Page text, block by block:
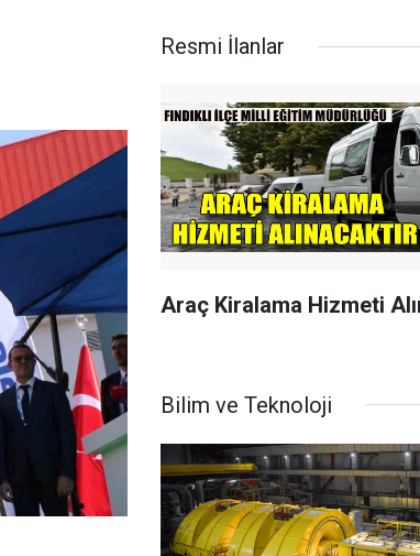
Resmi İlanlar
Araç Kiralama Hizmeti
Bilim ve Teknoloji